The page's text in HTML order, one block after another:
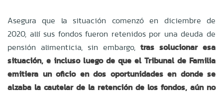
Asegura que la situación comenzó en diciembre de
2020, allí sus fondos fueron retenidos por una deuda de
pensión alimenticia, sin embargo, tras solucionar esa
situación, e incluso luego de que el Tribunal de Familia
emitiera un oficio en dos oportunidades en donde se
alzaba la cautelar de la retención de los fondos, aún no